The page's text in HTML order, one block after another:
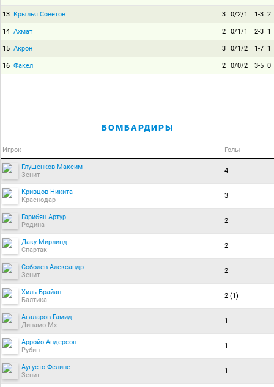
13 Крылья Советов 3 0/2/1 1-3 2
14 Ахмат 2 0/1/1 2-3 1
15 Акрон 3 0/1/2 1-7 1
16 Факел 2 0/0/2 3-5 0
БОМБАРДИРЫ
Игрок Голы
Глушенков Максим
Зенит
4
Кривцов Никита
Краснодар
3
Гарибян Артур
Родина
2
Даку Мирлинд
Спартак
2
Соболев Александр
Зенит
2
Хиль Брайан
Балтика
2 (1)
Агаларов Гамид
Динамо Мх
1
Арройо Андерсон
Рубин
1
Аугусто Фелипе
Зенит
1